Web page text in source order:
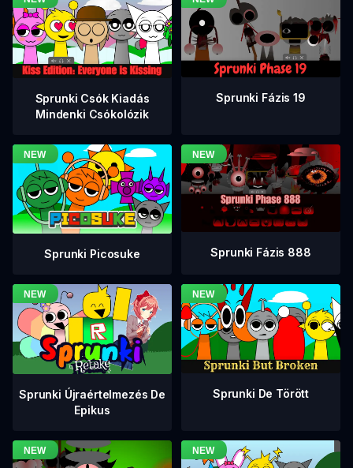
Sprunki Csók Kiadás
Mindenki Csókolózik
Sprunki Fázis 19
Sprunki Picosuke Sprunki Fázis 888
Sprunki Újraértelmezés De
Epikus
Sprunki De Törött